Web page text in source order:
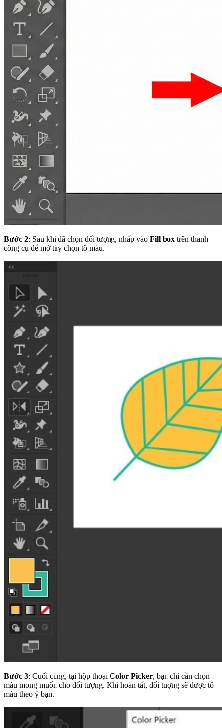
Bước 2: Sau khi đã chọn đối tượng, nhấp vào Fill box trên thanh
công cụ để mở tùy chọn tô màu.
Bước 3: Cuối cùng, tại hộp thoại Color Picker, bạn chỉ cần chọn
màu mong muốn cho đối tượng. Khi hoàn tất, đối tượng sẽ được tô
màu theo ý bạn.